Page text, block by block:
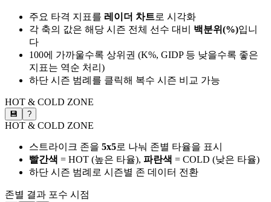
주요 타격 지표를 레이더 차트로 시각화
각 축의 값은 해당 시즌 전체 선수 대비 백분위(%)입니
다
100에 가까울수록 상위권 (K%, GIDP 등 낮을수록 좋은
지표는 역순 처리)
하단 시즌 범례를 클릭해 복수 시즌 비교 가능
HOT & COLD ZONE
💾 ?
HOT & COLD ZONE
스트라이크 존을 5x5로 나눠 존별 타율을 표시
빨간색 = HOT (높은 타율), 파란색 = COLD (낮은 타율)
하단 시즌 범례로 시즌별 존 데이터 전환
존별 결과 포수 시점